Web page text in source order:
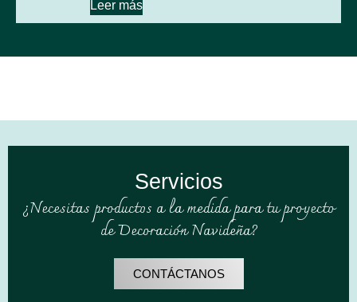
Leer más
Servicios
¿Necesitas productos a la medida para tu proyecto
de Decoración Navideña?
CONTÁCTANOS